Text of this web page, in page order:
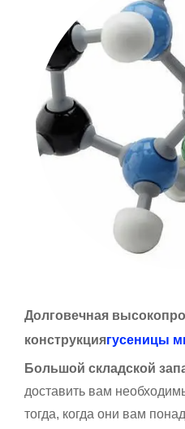
Долговечная
конструкциягусеницы
Большой складской
доставить вам
тогда, когда они вам